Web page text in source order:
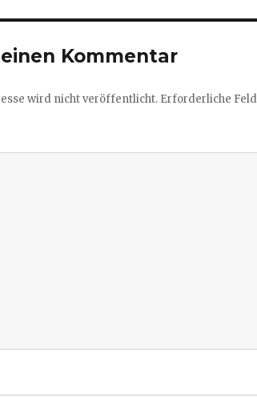
Kommentar
wird nicht veröffentlicht. Erforderliche